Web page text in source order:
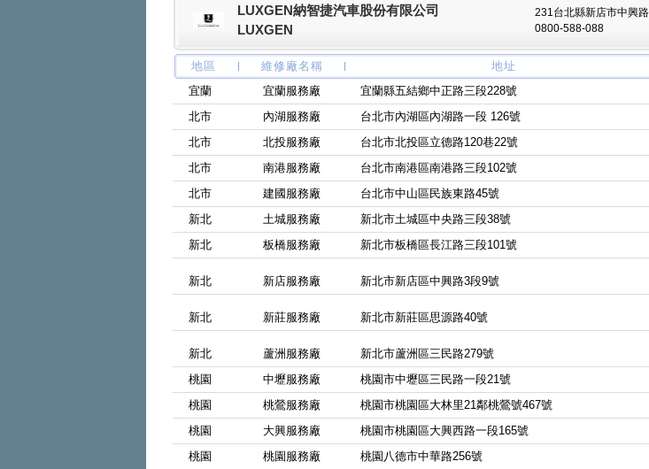
LUXGEN納智捷汽車股份有限公司
LUXGEN
231台北縣新店市中興
0800-588-088
地區 維修廠名稱 地址
宜蘭
宜蘭服務廠 宜蘭縣五結鄉中正路三段228號
北市
內湖服務廠 台北市內湖區內湖路一段 126號
北市
北投服務廠 台北市北投區立德路120巷22號
北市
南港服務廠 台北市南港區南港路三段102號
北市
建國服務廠 台北市中山區民族東路45號
新北
土城服務廠 新北市土城區中央路三段38號
新北
板橋服務廠 新北市板橋區長江路三段101號
新北 新店服務廠 新北市新店區中興路3段9號
新北 新莊服務廠 新北市新莊區思源路40號
新北 蘆洲服務廠 新北市蘆洲區三民路279號
桃園
中壢服務廠 桃園市中壢區三民路一段21號
桃園
桃鶯服務廠 桃園市桃園區大林里21鄰桃鶯號467號
桃園
大興服務廠 桃園市桃園區大興西路一段165號
桃園
桃園服務廠 桃園八德市中華路256號